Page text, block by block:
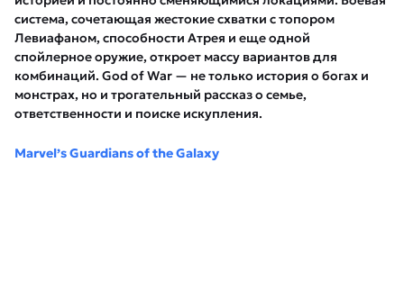
система, сочетающая жестокие схватки с топором
Левиафаном, способности Атрея и еще одной
спойлерное оружие, откроет массу вариантов для
комбинаций. God of War — не только история о богах и
монстрах, но и трогательный рассказ о семье,
ответственности и поиске искупления.
Marvel’s Guardians of the Galaxy